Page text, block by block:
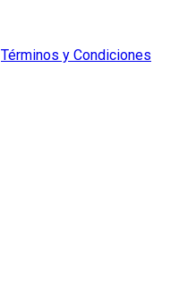
Términos y Condiciones